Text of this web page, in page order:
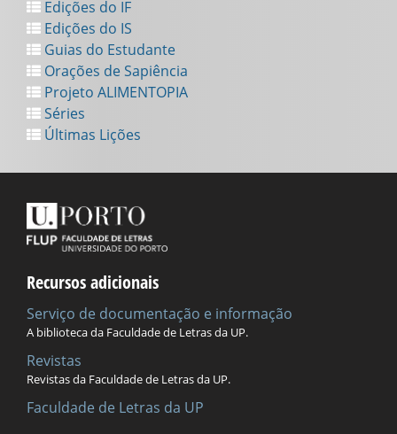
Edições do IF
Edições do IS
Guias do Estudante
Orações de Sapiência
Projeto ALIMENTOPIA
Séries
Últimas Lições
Recursos adicionais
Serviço de documentação e informação
A biblioteca da Faculdade de Letras da UP.
Revistas
Revistas da Faculdade de Letras da UP.
Faculdade de Letras da UP